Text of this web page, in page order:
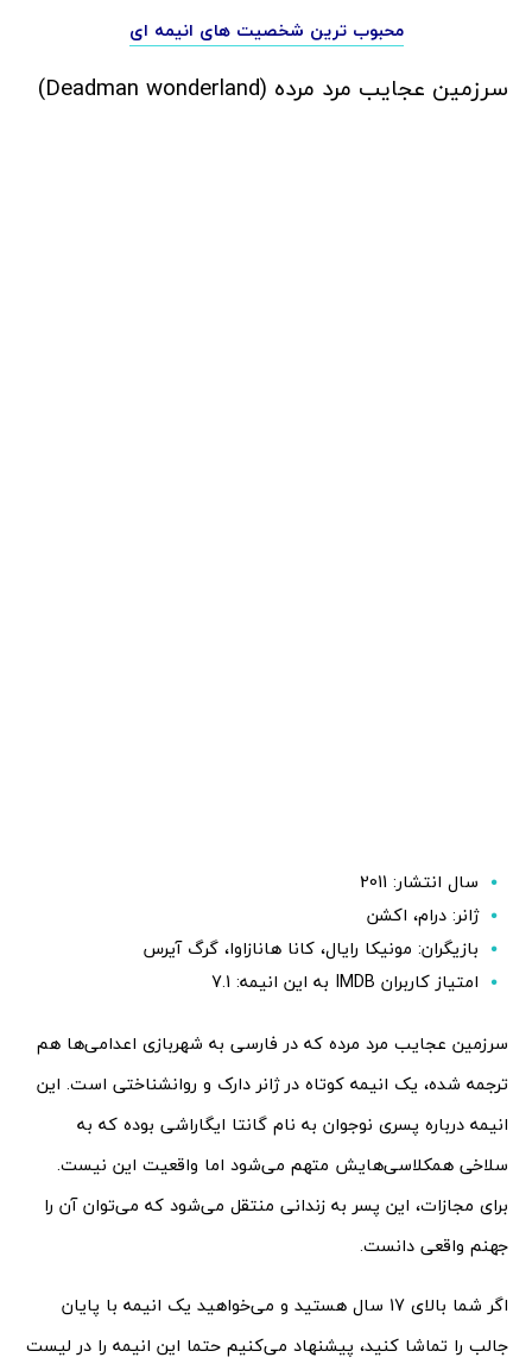
محبوب ترین شخصیت های انیمه ای
سرزمین عجایب مرد مرده (Deadman wonderland)
سال انتشار: 2011
ژانر: درام، اکشن
بازیگران: مونیکا رایال، کانا هانازاوا، گرگ آیرس
امتیاز کاربران IMDB به این انیمه: 7.1
سرزمین عجایب مرد مرده که در فارسی به شهربازی اعدامی‌ها هم
ترجمه شده، یک انیمه کوتاه در ژانر دارک و روانشناختی است. این
انیمه درباره پسری نوجوان به نام گانتا ایگاراشی بوده که به
سلاخی همکلاسی‌هایش متهم می‌شود اما واقعیت این نیست.
برای مجازات، این پسر به زندانی منتقل می‌شود که می‌توان آن را
جهنم واقعی دانست.
اگر شما بالای 17 سال هستید و می‌خواهید یک انیمه با پایان
جالب را تماشا کنید، پیشنهاد می‌کنیم حتما این انیمه را در لیست